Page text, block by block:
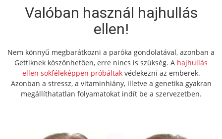
Valóban használ hajhullás
ellen!
Nem könnyű megbarátkozni a paróka gondolatával, azonban a
Gettiknek köszönhetően, erre nincs is szükség. A hajhullás
ellen sokféleképpen próbáltakvédekezni az emberek.
Azonban a stressz, a vitaminhiány, illetve a genetika gyakran
megállíthatatlan folyamatokat indít be a szervezetben.